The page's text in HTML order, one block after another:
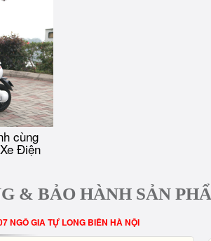
cùng
Điện
& BẢO HÀNH SẢN
NGÔ GIA TỰ LONG BIÊN HÀ NỘI